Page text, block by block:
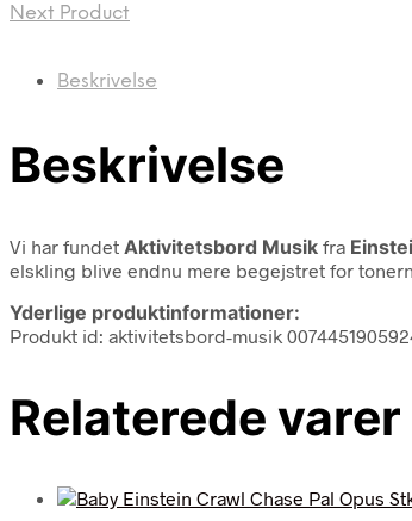
Next Product
Beskrivelse
Beskrivelse
Vi har fundet Aktivitetsbord Musik fra
elskling blive endnu mere begejstret for
Yderlige produktinformationer:
Produkt id: aktivitetsbord-musik
Relaterede varer